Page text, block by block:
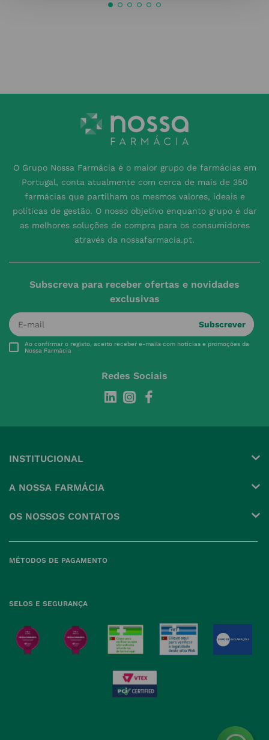
O Grupo Nossa Farmácia é o maior grupo de farmácias em
Portugal, conta atualmente com cerca de mais de 350
farmácias que partilham os mesmos valores, ideais e
políticas de gestão. O nosso objetivo enquanto grupo é dar
as melhores soluções de compra para os consumidores
através da nossafarmacia.pt.
Subscreva para receber ofertas e novidades
exclusivas
Subscrever
Ao confirmar o registo, aceito receber e-mails com notícias e promoções da
Nossa Farmácia
Redes Sociais
INSTITUCIONAL
A NOSSA FARMÁCIA
OS NOSSOS CONTATOS
MÉTODOS DE PAGAMENTO
SELOS E SEGURANÇA